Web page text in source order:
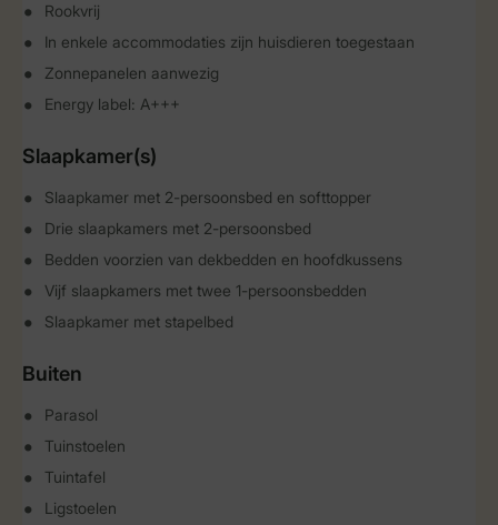
Rookvrij
In enkele accommodaties zijn huisdieren toegestaan
Zonnepanelen aanwezig
Energy label: A+++
Slaapkamer(s)
Slaapkamer met 2-persoonsbed en softtopper
Drie slaapkamers met 2-persoonsbed
Bedden voorzien van dekbedden en hoofdkussens
Vijf slaapkamers met twee 1-persoonsbedden
Slaapkamer met stapelbed
Buiten
Parasol
Tuinstoelen
Tuintafel
Ligstoelen